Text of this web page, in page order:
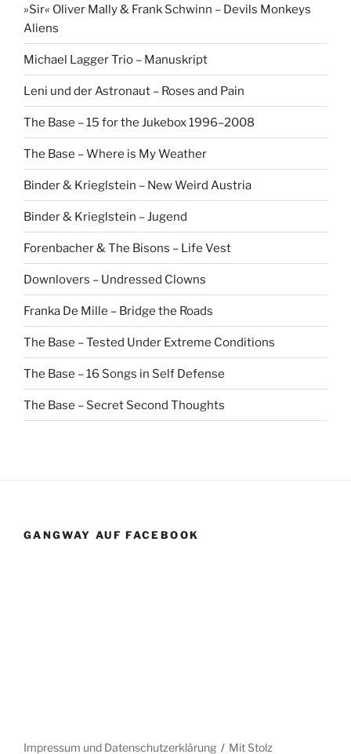
»Sir« Oliver Mally & Frank Schwinn – Devils Monkeys
Aliens
Michael Lagger Trio – Manuskript
Leni und der Astronaut – Roses and Pain
The Base – 15 for the Jukebox 1996–2008
The Base – Where is My Weather
Binder & Krieglstein – New Weird Austria
Binder & Krieglstein – Jugend
Forenbacher & The Bisons – Life Vest
Downlovers – Undressed Clowns
Franka De Mille – Bridge the Roads
The Base – Tested Under Extreme Conditions
The Base – 16 Songs in Self Defense
The Base – Secret Second Thoughts
GANGWAY AUF FACEBOOK
Impressum und Datenschutzerklärung Mit Stolz